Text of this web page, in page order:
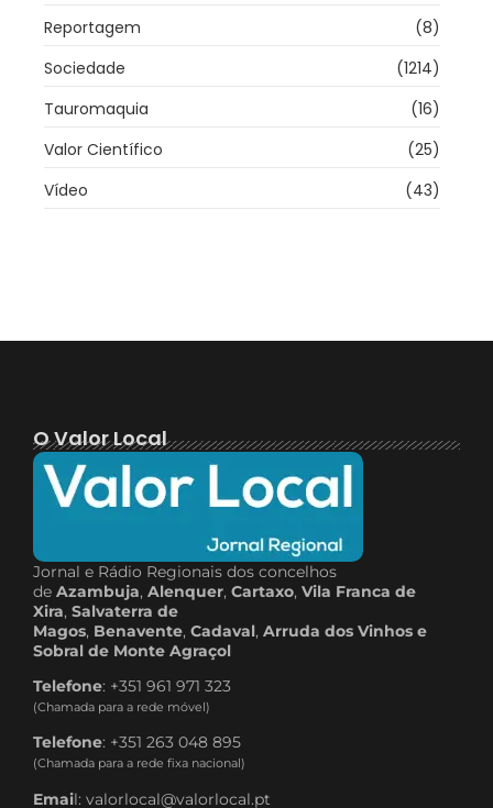
Reportagem
(8)
Sociedade
(1214)
Tauromaquia
(16)
Valor Científico
(25)
Vídeo
(43)
O Valor Local
Jornal e Rádio Regionais dos concelhos
de Azambuja, Alenquer, Cartaxo, Vila Franca de
Xira, Salvaterra de
Magos, Benavente, Cadaval, Arruda dos Vinhos e
Sobral de Monte Agraçol
Telefone: +351 961 971 323
(Chamada para a rede móvel)
Telefone: +351 263 048 895
(Chamada para a rede fixa nacional)
Email: valorlocal@valorlocal.pt